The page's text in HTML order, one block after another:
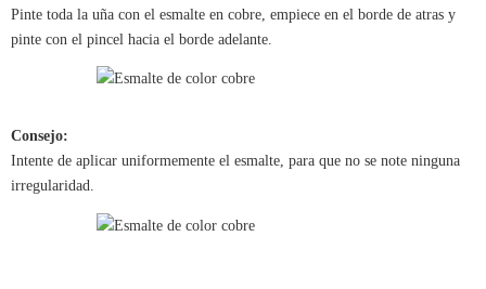
Pinte toda la uña con el esmalte en cobre, empiece en el borde de atras y
pinte con el pincel hacia el borde adelante.
Consejo:
Intente de aplicar uniformemente el esmalte, para que no se note ninguna
irregularidad.